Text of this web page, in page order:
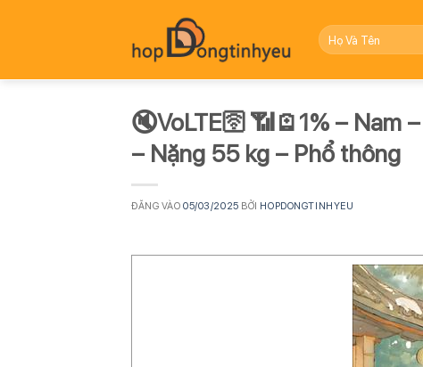
dung
🔇VoLTE🛜 📶🪫1% – Nam
– Nặng 55 kg – Phổ thông
ĐĂNG VÀO05/03/2025 BỞI HOPDONGTINHYEU